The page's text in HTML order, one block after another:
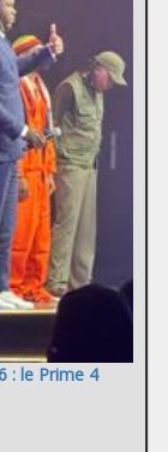
: le Prime 4